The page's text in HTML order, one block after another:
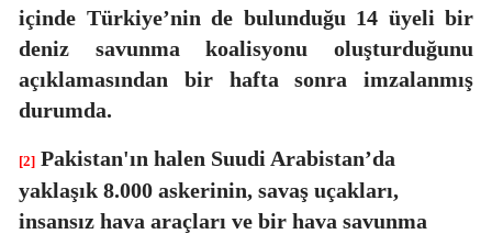
içinde Türkiye’nin de bulunduğu 14 üyeli bir
deniz savunma koalisyonu oluşturduğunu
açıklamasından bir hafta sonra imzalanmış
durumda.
[2] Pakistan'ın halen Suudi Arabistan’da
yaklaşık 8.000 askerinin, savaş uçakları,
insansız hava araçları ve bir hava savunma